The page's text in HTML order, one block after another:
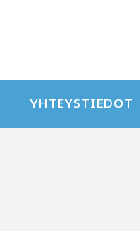
YHTEYSTIEDOT